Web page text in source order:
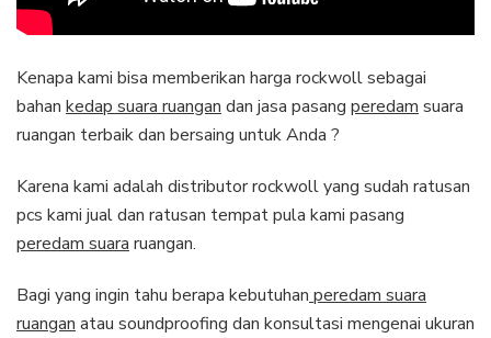
Kenapa kami bisa memberikan harga rockwoll sebagai
bahan kedap suara ruangan dan jasa pasang peredam suara
ruangan terbaik dan bersaing untuk Anda ?
Karena kami adalah distributor rockwoll yang sudah ratusan
pcs kami jual dan ratusan tempat pula kami pasang
peredam suara ruangan.
Bagi yang ingin tahu berapa kebutuhan peredam suara
ruangan atau soundproofing dan konsultasi mengenai ukuran